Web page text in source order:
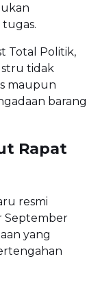
Total Politik,
tidak
maupun
barang
Rapat
resmi
September
yang